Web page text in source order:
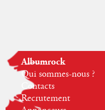
Albumrock
Qui sommes-nous ?
Contacts
Recrutement